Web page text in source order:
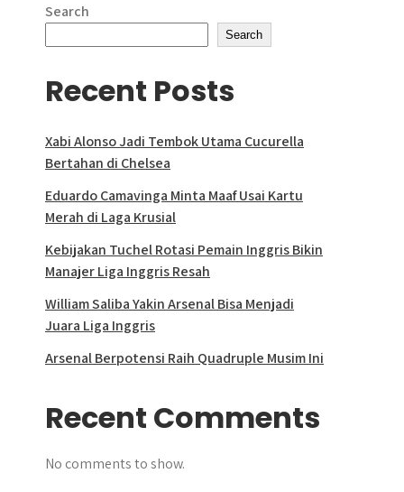
Search
Search
Recent Posts
Xabi Alonso Jadi Tembok Utama Cucurella
Bertahan di Chelsea
Eduardo Camavinga Minta Maaf Usai Kartu
Merah di Laga Krusial
Kebijakan Tuchel Rotasi Pemain Inggris Bikin
Manajer Liga Inggris Resah
William Saliba Yakin Arsenal Bisa Menjadi
Juara Liga Inggris
Arsenal Berpotensi Raih Quadruple Musim Ini
Recent Comments
No comments to show.